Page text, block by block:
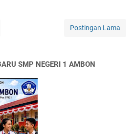
Postingan Lama
SMP NEGERI 1 AMBON